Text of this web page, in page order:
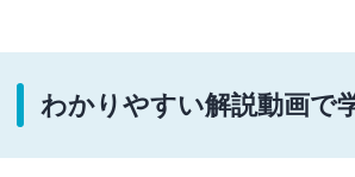
わかりやすい解説動画で